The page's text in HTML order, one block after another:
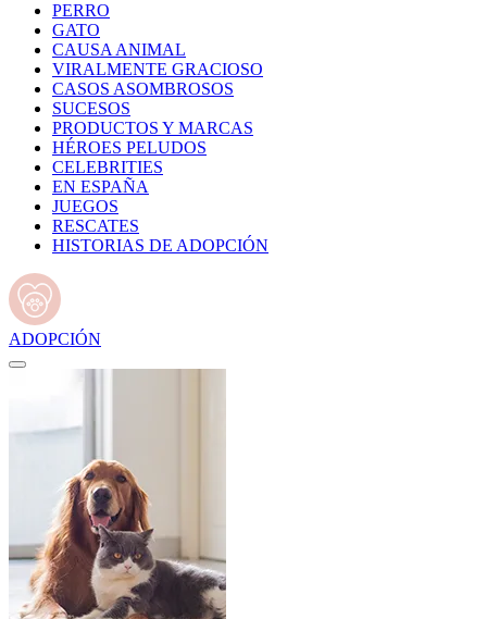
PERRO
GATO
CAUSA ANIMAL
VIRALMENTE GRACIOSO
CASOS ASOMBROSOS
SUCESOS
PRODUCTOS Y MARCAS
HÉROES PELUDOS
CELEBRITIES
EN ESPAÑA
JUEGOS
RESCATES
HISTORIAS DE ADOPCIÓN
ADOPCIÓN